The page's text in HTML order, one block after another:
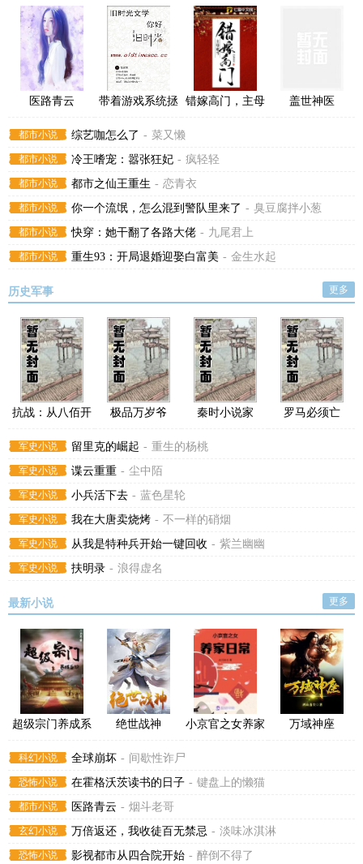
医路青云
带着游戏系统拯
错嫁高门，主母
盖世神医
都市小说 综艺咖怎么了 - 菜又懒
都市小说 冷王嗜宠：嚣张狂妃 - 疯轻轻
都市小说 都市之仙王重生 - 恋青衣
都市小说 你一个流氓，怎么混到警队里来了 - 臭豆腐拌小葱
都市小说 快穿：她干翻了各路大佬 - 九尾君上
都市小说 重生93：开局退婚迎娶白富美 - 金生水起
历史军事 更多
抗战：从八佰开
极品万岁爷 秦时小说家 罗马必须亡
军史小说 留里克的崛起 - 重生的杨桃
军史小说 谍云重重 - 尘中陌
军史小说 小兵活下去 - 蓝色星轮
军史小说 我在大唐卖烧烤 - 不一样的硝烟
军史小说 从我是特种兵开始一键回收 - 紫兰幽幽
军史小说 扶明录 - 浪得虚名
最新小说 更多
超级宗门养成系
绝世战神
小京官之女养家
万域神座
科幻小说 全球崩坏 - 间歇性诈尸
恐怖小说 在霍格沃茨读书的日子 - 键盘上的懒猫
都市小说 医路青云 - 烟斗老哥
玄幻小说 万倍返还，我收徒百无禁忌 - 淡味冰淇淋
恐怖小说 影视都市从四合院开始 - 醉倒不得了